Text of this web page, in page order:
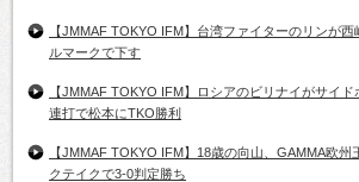
【JMMAF TOKYO IFM】台湾ファイターのリンが
ルマークで下す
【JMMAF TOKYO IFM】ロシアのビリナイがサイ
連打で松本にTKO勝利
【JMMAF TOKYO IFM】18歳の向山、GAMMA欧州
クテイクで3-0判定勝ち